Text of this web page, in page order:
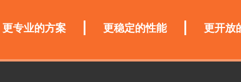
更专业的方案 更稳定的性能 更开放